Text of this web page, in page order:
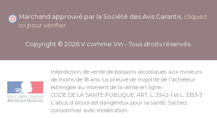
Marchand approuvé par la Société des Avis Garantis, cliquez
ici pour vérifier.
Copyright © 2026 V comme Vin - Tous droits réservés.
Interdiction de vente de boissons alcooliques aux mineurs
de moins de 18 ans. La preuve de majorité de l'acheteur
est exigée au moment de la vente en ligne.
CODE DE LA SANTE PUBLIQUE, ART. L. 3342-1 et L. 3353-3
L'abus d'alcool est dangereux pour la santé. Sachez
consommer avec modération.